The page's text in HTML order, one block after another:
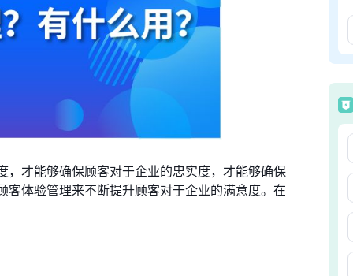
才能够确保顾客对于企业的忠实度，才能够确保
体验管理来不断提升顾客对于企业的满意度。在